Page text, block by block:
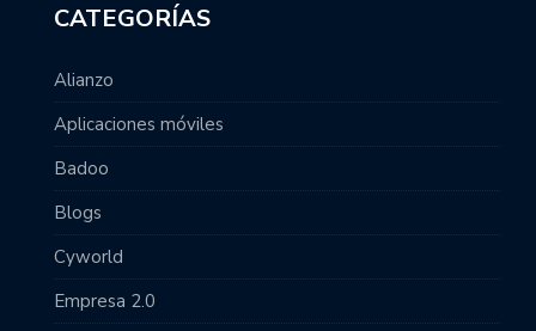
CATEGORÍAS
Alianzo
Aplicaciones móviles
Badoo
Blogs
Cyworld
Empresa 2.0